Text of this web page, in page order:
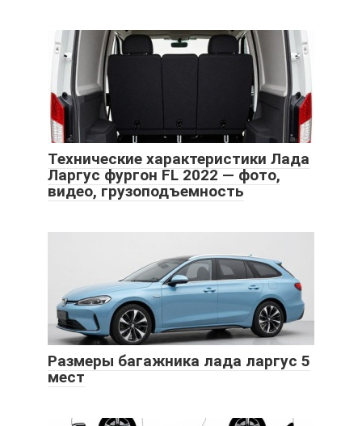
Технические характеристики Лада
Ларгус фургон FL 2022 — фото,
видео, грузоподъемность
Размеры багажника лада ларгус 5
мест